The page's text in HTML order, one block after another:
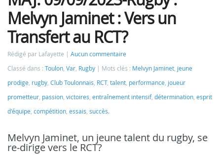
Melvyn Jaminet : Vers un
Transfert au RCT?
Rédigé par Lafayette
Aucun commentaire
Classé dans : Toulon, Var, Rugby Mots clés : Melvyn Jaminet, jeune
prodige, rugby, Club Toulonnais, RCT, talent, performance, joueur
prometteur, passion, victoires, entraînement intensif, détermination, esprit
d'équipe, compétition, essais, succès.
Melvyn Jaminet, un jeune talent du rugby, se
re-dirige vers le RCT?